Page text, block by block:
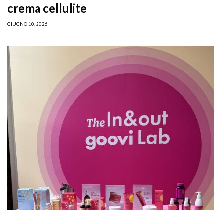
crema cellulite
GIUGNO 10, 2026